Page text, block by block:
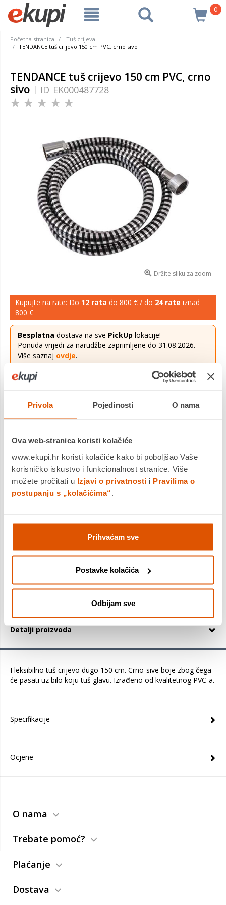
Privola Pojedinosti O nama
Ova web-stranica koristi kolačiće
www.ekupi.hr koristi kolačiće kako bi poboljšao Vaše
korisničko iskustvo i funkcionalnost stranice. Više
možete pročitati u Izjavi o privatnosti i Pravilima o
postupanju s „kolačićima“
Prihvaćam sve
Postavke kolačića
Odbijam sve
0
Početna stranica
Tuš crijeva
TENDANCE tuš crijevo 150 cm PVC, crno sivo
TENDANCE tuš crijevo 150 cm PVC, crno
sivo
ID EK000487728
Držite sliku za zoom
Kupujte na rate: Do 12 rata do 800 € / do 24 rate iznad
800 €
Besplatna dostava na sve PickUp lokacije!
Ponuda vrijedi za narudžbe zaprimljene do 31.08.2026.
Više saznaj ovdje.
Cijena 4,19 €
Fleksibilno tuš crijevo dugo 150 cm. Crno-sive boje zbog čega
će pasati uz bilo koju tuš glavu. Izrađeno od kvalitetnog PVC-
Platite gotovinom pri preuzimanju, Internet bankarstvom, karticama
jednokratno i na rate
Povrat robe moguć unutar 14 dana
DODAJTE U KOŠARICU
Detalji proizvoda
Fleksibilno tuš crijevo dugo 150 cm. Crno-sive boje zbog čega
će pasati uz bilo koju tuš glavu. Izrađeno od kvalitetnog PVC-a.
Specifikacije
Ocjene
O nama
Trebate pomoć?
Plaćanje
Dostava